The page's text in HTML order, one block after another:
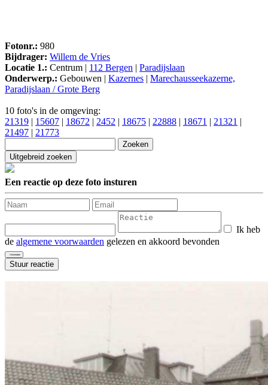
Fotonr.: 980
Bijdrager: Willem de Vries
Locatie 1.: Centrum | 112 Bergen | Paradijslaan
Onderwerp.: Gebouwen | Kazernes | Marechausseekazerne,
Paradijslaan / Grote Berg
10 foto's in de omgeving:
21319 | 15607 | 18672 | 2452 | 18675 | 22888 | 18671 | 21321 |
21497 | 21773
Een reactie op deze foto insturen
Ik heb
de algemene voorwaarden gelezen en akkoord bevonden